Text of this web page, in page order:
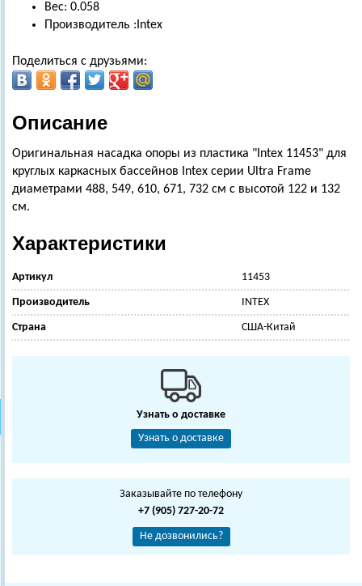
Вес: 0.058
Производитель :Intex
Поделиться с друзьями:
Описание
Оригинальная насадка опоры из пластика "Intex 11453" для
круглых каркасных бассейнов Intex серии Ultra Frame
диаметрами 488, 549, 610, 671, 732 см с высотой 122 и 132
см.
Характеристики
Артикул 11453
Производитель INTEX
Страна США-Китай
Узнать о доставке
Узнать о доставке
Заказывайте по телефону
+7 (905) 727-20-72
Не дозвонились?